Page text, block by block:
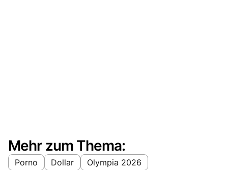
Mehr zum Thema:
Porno Dollar Olympia 2026